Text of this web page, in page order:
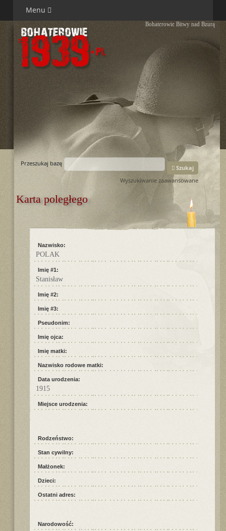
Menu
Bohaterowie Bitwy nad Bzurą
Przeszukaj bazę
Szukaj
Wyszukiwanie zaawansowane
Karta poległego
Nazwisko:
POLAK
Imię #1:
Stanisław
Imię #2:
Imię #3:
Pseudonim:
Imię ojca:
Imię matki:
Nazwisko rodowe matki:
Data urodzenia:
1915
Miejsce urodzenia:
Rodzeństwo:
Stan cywilny:
Małżonek:
Dzieci:
Ostatni adres:
Narodowość: